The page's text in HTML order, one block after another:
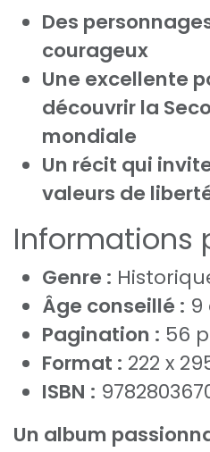
Des
courageux
Une excellente
découvrir la
mondiale
Un récit qui
valeurs de
Informations
Genre :
Âge conseillé : 9
Pagination : 56
Format : 222 x
ISBN :
Un album